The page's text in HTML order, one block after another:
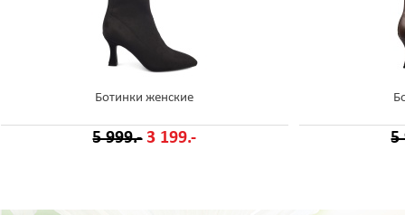
Ботинки женские
5 999.- 3 199.- 5